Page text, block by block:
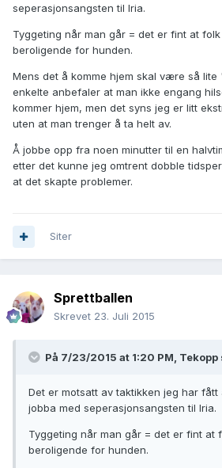
seperasjonsangsten til Iria.
Tyggeting når man går = det er fint at
beroligende for hunden.
Mens det å komme hjem skal være så lite
enkelte anbefaler at man ikke engang
kommer hjem, men det syns jeg er litt
uten at man trenger å ta helt av.
Å jobbe opp fra noen minutter til en
etter det kunne jeg omtrent dobble
at det skapte problemer.
Siter
Sprettballen
Skrevet 23. Juli 2015
På 7/23/2015 at 1:20 PM, Tekopp
Det er motsatt av taktikken jeg har
jobba med seperasjonsangsten til Iria.
Tyggeting når man går = det er fint at
beroligende for hunden.